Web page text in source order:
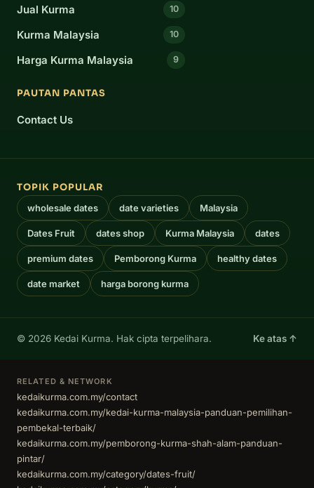
Jual Kurma 10
Kurma Malaysia 10
Harga Kurma Malaysia 9
PAUTAN PANTAS
Contact Us
TOPIK POPULAR
wholesale dates date varieties Malaysia
Dates Fruit dates shop Kurma Malaysia dates
premium dates Pemborong Kurma healthy dates
date market harga borong kurma
© 2026 Kedai Kurma. Hak cipta terpelihara. Ke atas ↑
RELATED & NETWORK
kedaikurma.com.my/contact
kedaikurma.com.my/kedai-kurma-malaysia-panduan-pemilihan-
pembekal-terbaik/
kedaikurma.com.my/pemborong-kurma-shah-alam-panduan-
pintar/
kedaikurma.com.my/category/dates-fruit/